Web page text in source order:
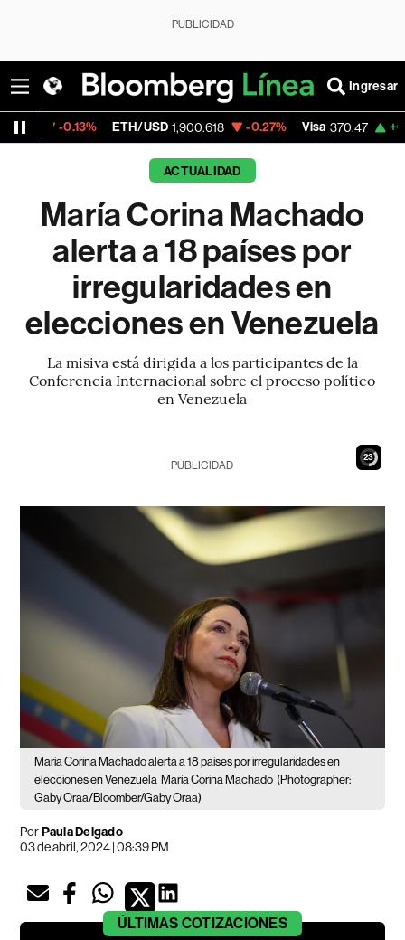
PUBLICIDAD
Ingresar
ETH/USD 1,900.618 -0.27% Visa 370.47 +0.52%
ACTUALIDAD
María Corina Machado
alerta a 18 países por
irregularidades en
elecciones en Venezuela
La misiva está dirigida a los participantes de la
Conferencia Internacional sobre el proceso político
en Venezuela
22
PUBLICIDAD
María Corina Machado alerta a 18 países por irregularidades en
elecciones en Venezuela María Corina Machado (Photographer:
Gaby Oraa/Bloomber/Gaby Oraa)
PorPaula Delgado
03 de abril, 2024 | 08:39 PM
ÚLTIMAS COTIZACIONES